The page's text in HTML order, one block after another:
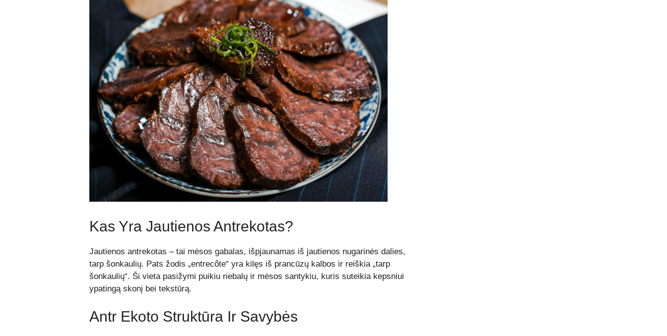
Kas Yra Jautienos Antrekotas?
Jautienos antrekotas – tai mėsos gabalas, išpjaunamas iš jautienos nugarinės dalies,
tarp šonkaulių. Pats žodis „entrecôte“ yra kilęs iš prancūzų kalbos ir reiškia „tarp
šonkaulių“. Ši vieta pasižymi puikiu riebalų ir mėsos santykiu, kuris suteikia kepsniui
ypatingą skonį bei tekstūrą.
Antr Ekoto Struktūra Ir Savybės